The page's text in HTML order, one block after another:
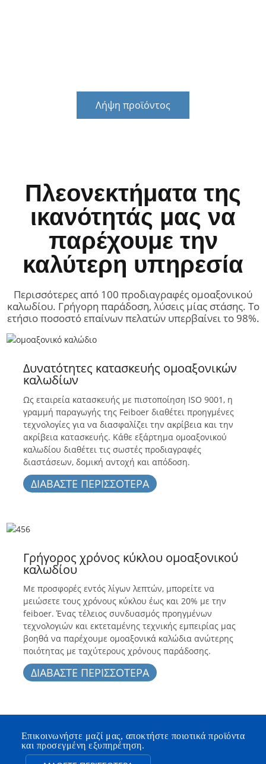
Λήψη προϊόντος
Πλεονεκτήματα της
ικανότητάς μας να
παρέχουμε την
καλύτερη υπηρεσία
Περισσότερες από 100 προδιαγραφές ομοαξονικού
καλωδίου. Γρήγορη παράδοση, λύσεις μίας στάσης. Το
ετήσιο ποσοστό επαίνων πελατών υπερβαίνει το 98%.
Δυνατότητες κατασκευής ομοαξονικών
καλωδίων
Ως εταιρεία κατασκευής με πιστοποίηση ISO 9001, η
γραμμή παραγωγής της Feiboer διαθέτει προηγμένες
τεχνολογίες για να διασφαλίζει την ακρίβεια και την
ακρίβεια κατασκευής. Κάθε εξάρτημα ομοαξονικού
καλωδίου διαθέτει τις σωστές προδιαγραφές
διαστάσεων, δομική αντοχή και απόδοση.
ΔΙΑΒΑΣΤΕ ΠΕΡΙΣΣΟΤΕΡΑ
Γρήγορος χρόνος κύκλου ομοαξονικού
καλωδίου
Με προσφορές εντός λίγων λεπτών, μπορείτε να
μειώσετε τους χρόνους κύκλου έως και 20% με την
feiboer. Ένας τέλειος συνδυασμός προηγμένων
τεχνολογιών και εκτεταμένης τεχνικής εμπειρίας μας
βοηθά να παρέχουμε ομοαξονικά καλώδια ανώτερης
ποιότητας με ταχύτερους χρόνους παράδοσης.
ΔΙΑΒΑΣΤΕ ΠΕΡΙΣΣΟΤΕΡΑ
Επικοινωνήστε μαζί μας, αποκτήστε ποιοτικά προϊόντα
και προσεγμένη εξυπηρέτηση.